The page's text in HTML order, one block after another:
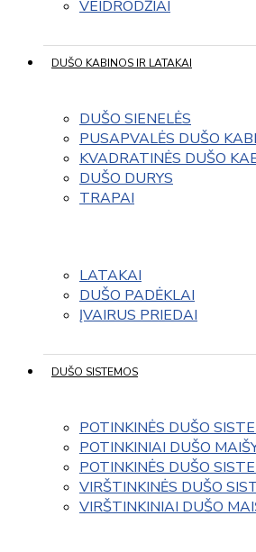
VEIDRODŽIAI
DUŠO KABINOS IR LATAKAI
DUŠO SIENELĖS
PUSAPVALĖS DUŠO
KVADRATINĖS DUŠO
DUŠO DURYS
TRAPAI
LATAKAI
DUŠO PADĖKLAI
ĮVAIRUS PRIEDAI
DUŠO SISTEMOS
POTINKINĖS DUŠO
POTINKINIAI DUŠO
POTINKINĖS DUŠO
VIRŠTINKINĖS DUŠO
VIRŠTINKINIAI DUŠO